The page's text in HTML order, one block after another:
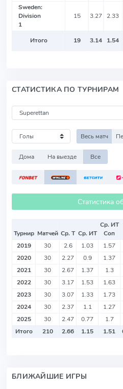
Sweden:
Division
1
15 3.27 2.33
Итого 19 3.14 1.54
СТАТИСТИКА ПО ТУРНИРАМ
Весь матч
Дома На выезде Все
Статистика
Турнир Матчей Ср. Т Ср. ИТ
Ср. ИТ
Соп
2019
30 2.6 1.03 1.57
2020
30 2.27 0.9 1.37
2021
30 2.67 1.37 1.3
2022
30 3.17 1.53 1.63
2023
30 3.07 1.33 1.73
2024
30 2.37 1.1 1.27
2025
30 2.47 0.77 1.7
Итого
210 2.66 1.15 1.51
БЛИЖАЙШИЕ ИГРЫ